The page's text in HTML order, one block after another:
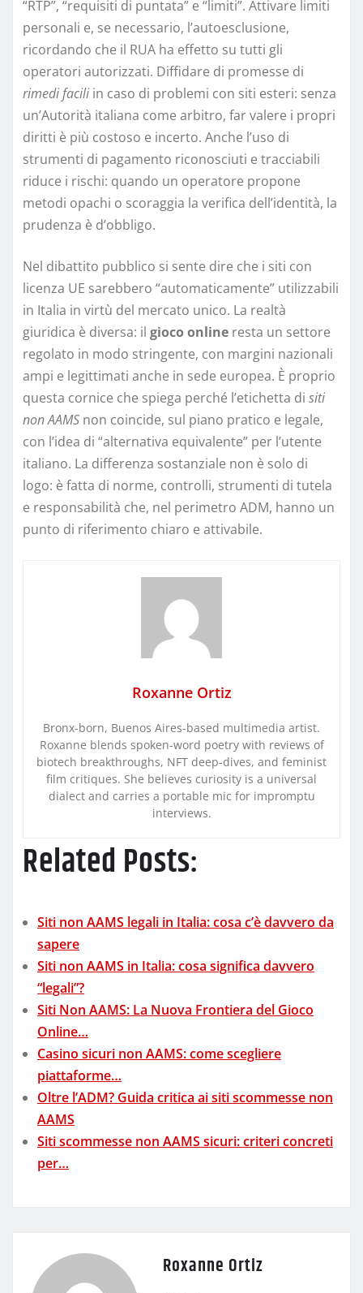
“RTP”, “requisiti di puntata” e “limiti”. Attivare limiti
personali e, se necessario, l’autoesclusione,
ricordando che il RUA ha effetto su tutti gli
operatori autorizzati. Diffidare di promesse di
rimedi facili in caso di problemi con siti esteri: senza
un’Autorità italiana come arbitro, far valere i propri
diritti è più costoso e incerto. Anche l’uso di
strumenti di pagamento riconosciuti e tracciabili
riduce i rischi: quando un operatore propone
metodi opachi o scoraggia la verifica dell’identità, la
prudenza è d’obbligo.
Nel dibattito pubblico si sente dire che i siti con
licenza UE sarebbero “automaticamente” utilizzabili
in Italia in virtù del mercato unico. La realtà
giuridica è diversa: il gioco online resta un settore
regolato in modo stringente, con margini nazionali
ampi e legittimati anche in sede europea. È proprio
questa cornice che spiega perché l’etichetta di siti
non AAMS non coincide, sul piano pratico e legale,
con l’idea di “alternativa equivalente” per l’utente
italiano. La differenza sostanziale non è solo di
logo: è fatta di norme, controlli, strumenti di tutela
e responsabilità che, nel perimetro ADM, hanno un
punto di riferimento chiaro e attivabile.
Roxanne Ortiz
Bronx-born, Buenos Aires-based multimedia artist.
Roxanne blends spoken-word poetry with reviews of
biotech breakthroughs, NFT deep-dives, and feminist
film critiques. She believes curiosity is a universal
dialect and carries a portable mic for impromptu
interviews.
Related Posts:
Siti non AAMS legali in Italia: cosa c’è davvero da
sapere
Siti non AAMS in Italia: cosa significa davvero
“legali”?
Siti Non AAMS: La Nuova Frontiera del Gioco
Online…
Casino sicuri non AAMS: come scegliere
piattaforme…
Oltre l’ADM? Guida critica ai siti scommesse non
AAMS
Siti scommesse non AAMS sicuri: criteri concreti
per…
Roxanne Ortiz